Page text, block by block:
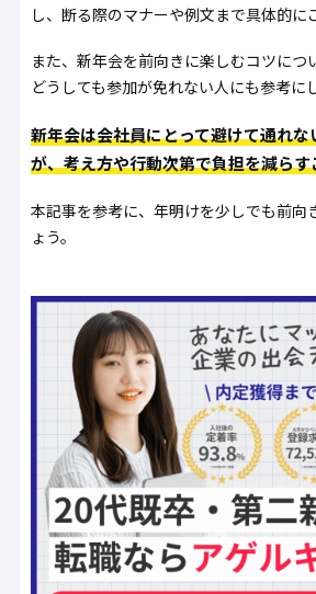
し、断る際のマナーや例文まで具体的に
また、新年会を前向きに楽しむコツにつ
どうしても参加が免れない人にも参考に
新年会は会社員にとって避けて通れ
が、考え方や行動次第で負担を減ら
本記事を参考に、年明けを少しでも前向
ょう。